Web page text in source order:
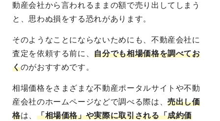
動産会社から言われるままの額で売り出してしまう
と、思わぬ損をする恐れがあります。
そのようなことにならないためにも、不動産会社に
査定を依頼する前に、自分でも相場価格を調べてお
くのがおすすめです。
相場価格をさまざまな不動産ポータルサイトや不動
産会社のホームページなどで調べる際は、売出し価
格は、 「相場価格」や実際に取引される「成約価